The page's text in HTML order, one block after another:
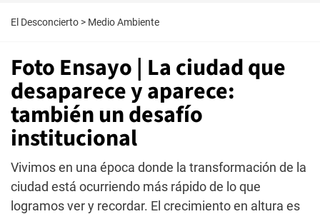
El Desconcierto > Medio Ambiente
Foto Ensayo | La ciudad que
desaparece y aparece:
también un desafío
institucional
Vivimos en una época donde la transformación de la
ciudad está ocurriendo más rápido de lo que
logramos ver y recordar. El crecimiento en altura es